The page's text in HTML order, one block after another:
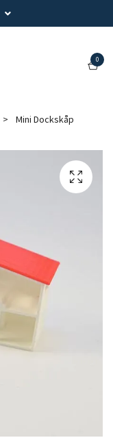
0
Mini Dockskåp